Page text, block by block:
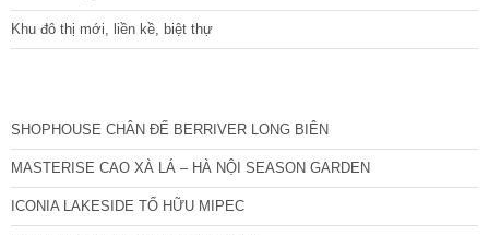
Khu đô thị mới, liền kề, biệt thự
SHOPHOUSE CHÂN ĐẾ BERRIVER LONG BIÊN
MASTERISE CAO XÀ LÁ – HÀ NỘI SEASON GARDEN
ICONIA LAKESIDE TỐ HỮU MIPEC